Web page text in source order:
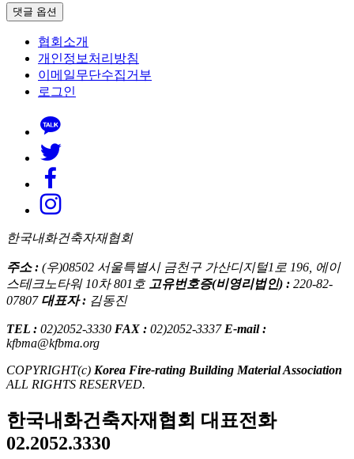
댓글 옵션
협회소개
개인정보처리방침
이메일무단수집거부
로그인
한국내화건축자재협회
주소 : (우)08502 서울특별시 금천구 가산디지털1로 196, 에이
스테크노타워 10차 801호 고유번호증(비영리법인) : 220-82-
07807 대표자 : 김동진
TEL : 02)2052-3330 FAX : 02)2052-3337 E-mail :
kfbma@kfbma.org
COPYRIGHT(c) Korea Fire-rating Building Material Association
ALL RIGHTS RESERVED.
한국내화건축자재협회 대표전화
02.2052.3330